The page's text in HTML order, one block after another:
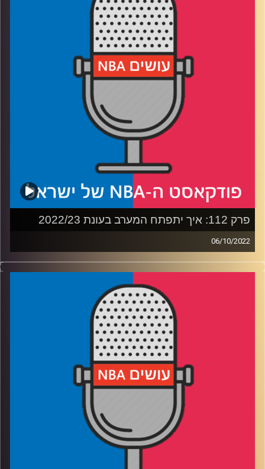
אורח: אריק זילבר // Day2Day
רבע 1: פנטזי 101 – מה זה פנטזי (טכנית ורגשית), סוגי
המשחקים (רוטו ו-H2H) שיטות הדראפט (סנייק ואוקשן),
וסיפורי פנטזי מצחיקים (פרסי זוכים, פרסי מפסידים, סיפורים
רבע 2: סולל בונה – איך מרכיבים קבוצת פנטזי, מה
האסטרטגיות ודוגמאות, דברים שחשוב לשים לב אליהם
רבע 4: שחקנים מעניינים במקומות 30 עד 50, על מי צריך
לעשות ריץ' על מי כדאי לחשוב פעמיים והפתעות והמלצות
בתחתית הדראפט.
עידן לוצקי
פרק 112: איך יתפתח המערב בעונת 2022/23
06/10/2022
פודקאסט האן.בי.איי עם ערן סורוקה, שרון דוידוביץ', משה
דוידוביץ' ועידן לוצקי
רבע 1: הטוענות לכתר – אלופה, שתי מתקמבקות ושמש
רבע 2: הטוענות לדרג שמעליהן – זו שמכוונת גבוה, זו
שקיבלה גבוה, זו שאיבדה גבוה וזו שאיבדה נמוך
שנה וזו שאצלה אף פעם לא משעמם